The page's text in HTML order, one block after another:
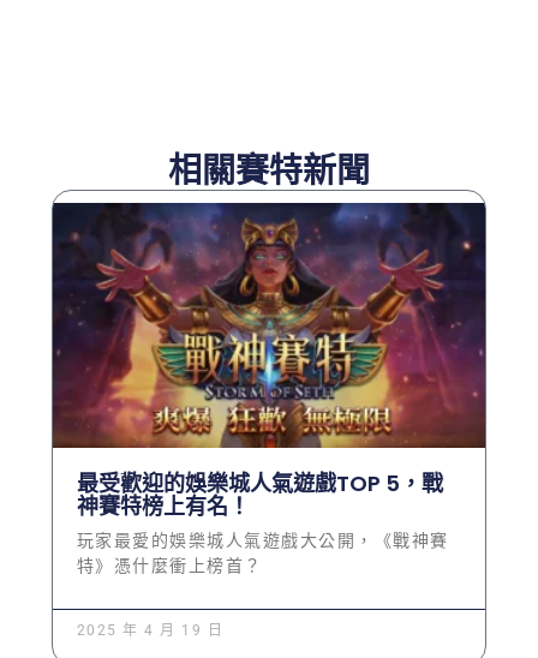
相關賽特新聞
最受歡迎的娛樂城人氣遊戲TOP 5，戰
神賽特榜上有名！
玩家最愛的娛樂城人氣遊戲大公開，《戰神賽
特》憑什麼衝上榜首？
2025 年 4 月 19 日